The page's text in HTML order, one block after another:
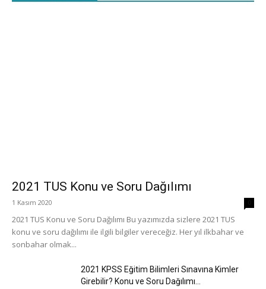
2021 TUS Konu ve Soru Dağılımı
1 Kasım 2020
2021 TUS Konu ve Soru Dağılımı Bu yazımızda sizlere 2021 TUS
konu ve soru dağılımı ile ilgili bilgiler vereceğiz. Her yıl ilkbahar ve
sonbahar olmak...
2021 KPSS Eğitim Bilimleri Sınavına Kimler
Girebilir? Konu ve Soru Dağılımı...